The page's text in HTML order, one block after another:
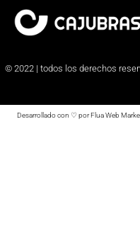
© 2022 | todos los derechos
Desarrollado con ♡ por Flua Web